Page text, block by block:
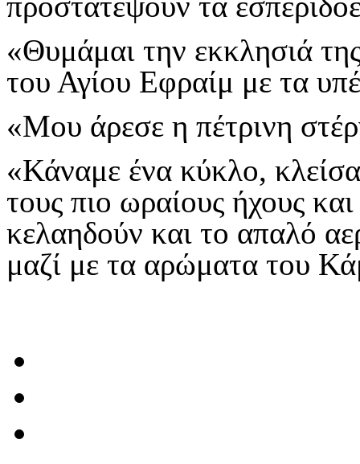
«Θυμάμαι την εκκλησιά
του Αγίου Εφραίμ με τα
«Μου άρεσε η πέτρινη
«Κάναμε ένα κύκλο,
τους πιο ωραίους ήχους
κελαηδούν και το απαλό
μαζί με τα αρώματα του